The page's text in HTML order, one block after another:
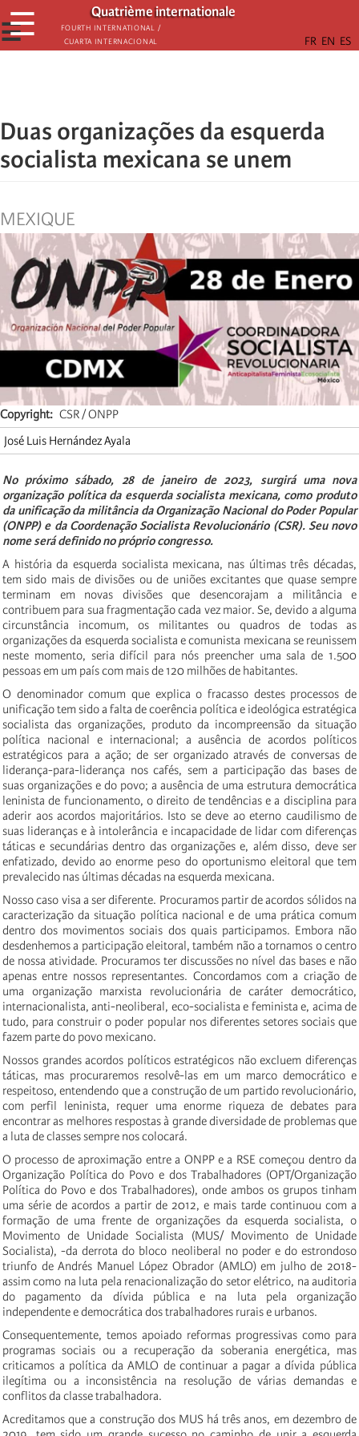
Passar
para
o
Quatrième internationale
Fourth International /
Cuarta Internacional
☰
☰
Duas organizações da esquerda
socialista mexicana se unem
MEXIQUE
Copyright
CSR / ONPP
José Luis Hernández Ayala
No próximo sábado, 28 de janeiro de 2023, surgirá uma nova
organização política da esquerda socialista mexicana, como produto
da unificação da militância da Organização Nacional do Poder Popular
(ONPP) e da Coordenação Socialista Revolucionário (CSR). Seu novo
nome será definido no próprio congresso.
A história da esquerda socialista mexicana, nas últimas três décadas,
tem sido mais de divisões ou de uniões excitantes que quase sempre
terminam em novas divisões que desencorajam a militância e
contribuem para sua fragmentação cada vez maior. Se, devido a alguma
circunstância incomum, os militantes ou quadros de todas as
organizações da esquerda socialista e comunista mexicana se reunissem
neste momento, seria difícil para nós preencher uma sala de 1.500
pessoas em um país com mais de 120 milhões de habitantes.
O denominador comum que explica o fracasso destes processos de
unificação tem sido a falta de coerência política e ideológica estratégica
socialista das organizações, produto da incompreensão da situação
política nacional e internacional; a ausência de acordos políticos
estratégicos para a ação; de ser organizado através de conversas de
liderança-para-liderança nos cafés, sem a participação das bases de
suas organizações e do povo; a ausência de uma estrutura democrática
leninista de funcionamento, o direito de tendências e a disciplina para
aderir aos acordos majoritários. Isto se deve ao eterno caudilismo de
suas lideranças e à intolerância e incapacidade de lidar com diferenças
táticas e secundárias dentro das organizações e, além disso, deve ser
enfatizado, devido ao enorme peso do oportunismo eleitoral que tem
prevalecido nas últimas décadas na esquerda mexicana.
Nosso caso visa a ser diferente. Procuramos partir de acordos sólidos na
caracterização da situação política nacional e de uma prática comum
dentro dos movimentos sociais dos quais participamos. Embora não
desdenhemos a participação eleitoral, também não a tornamos o centro
de nossa atividade. Procuramos ter discussões no nível das bases e não
apenas entre nossos representantes. Concordamos com a criação de
uma organização marxista revolucionária de caráter democrático,
internacionalista, anti-neoliberal, eco-socialista e feminista e, acima de
tudo, para construir o poder popular nos diferentes setores sociais que
fazem parte do povo mexicano.
Nossos grandes acordos políticos estratégicos não excluem diferenças
táticas, mas procuraremos resolvê-las em um marco democrático e
respeitoso, entendendo que a construção de um partido revolucionário,
com perfil leninista, requer uma enorme riqueza de debates para
encontrar as melhores respostas à grande diversidade de problemas que
a luta de classes sempre nos colocará.
O processo de aproximação entre a ONPP e a RSE começou dentro da
Organização Política do Povo e dos Trabalhadores (OPT/Organização
Política do Povo e dos Trabalhadores), onde ambos os grupos tinham
uma série de acordos a partir de 2012, e mais tarde continuou com a
formação de uma frente de organizações da esquerda socialista, o
Movimento de Unidade Socialista (MUS/ Movimento de Unidade
Socialista), -da derrota do bloco neoliberal no poder e do estrondoso
triunfo de Andrés Manuel López Obrador (AMLO) em julho de 2018-
assim como na luta pela renacionalização do setor elétrico, na auditoria
do pagamento da dívida pública e na luta pela organização
independente e democrática dos trabalhadores rurais e urbanos.
Consequentemente, temos apoiado reformas progressivas como para
programas sociais ou a recuperação da soberania energética, mas
criticamos a política da AMLO de continuar a pagar a dívida pública
ilegítima ou a inconsistência na resolução de várias demandas e
conflitos da classe trabalhadora.
Acreditamos que a construção dos MUS há três anos, em dezembro de